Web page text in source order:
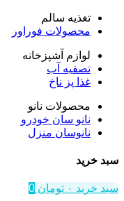
تغذیه سالم
محصولات فوراور
لوازم آشپزخانه
تصفیه آب
غذا پز ناخ
محصولات نانو
نانو سان خودرو
نانوسان منزل
سبد خرید
سبد خرید ۰ تومان 0